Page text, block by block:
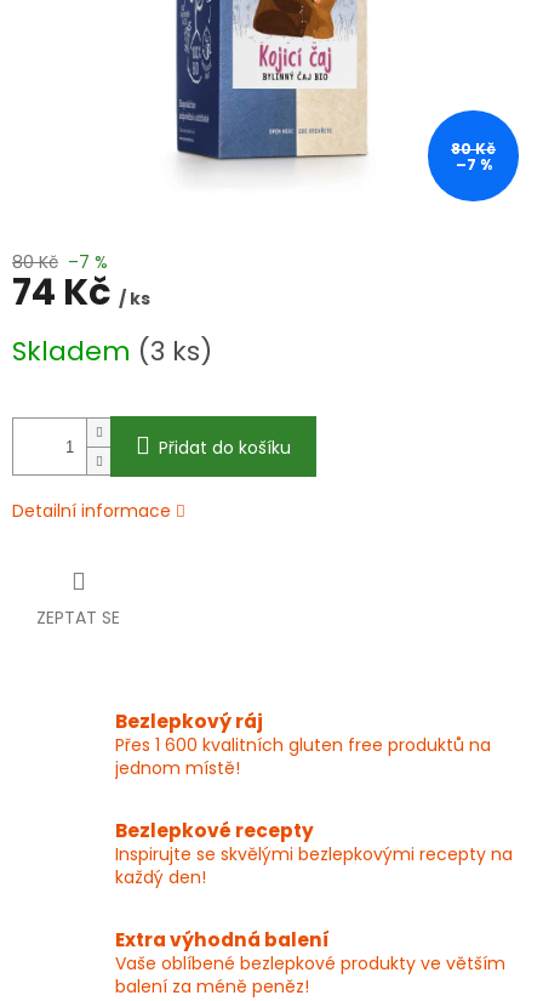
80 Kč
–7 %
80 Kč –7 %
74 Kč / ks
cena:
Skladem (3 ks)
Přidat do košíku
Detailní informace
ZEPTAT SE
Bezlepkový ráj
Přes 1 600 kvalitních gluten free produktů na
jednom místě!
Bezlepkové recepty
Inspirujte se skvělými bezlepkovými recepty na
každý den!
Extra výhodná balení
Vaše oblíbené bezlepkové produkty ve větším
balení za méně peněz!